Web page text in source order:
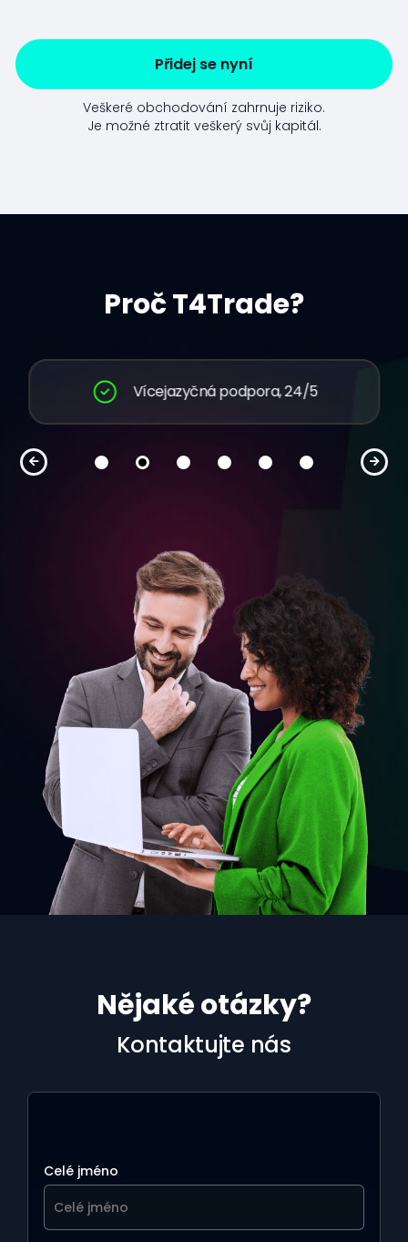
Přidej se nyní
Veškeré obchodování zahrnuje riziko.
Je možné ztratit veškerý svůj kapitál.
Proč T4Trade?
Vícejazyčná podpora, 24/5
Nějaké otázky?
Kontaktujte nás
Celé jméno